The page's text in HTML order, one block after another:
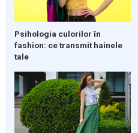
Psihologia culorilor în
fashion: ce transmit hainele
tale